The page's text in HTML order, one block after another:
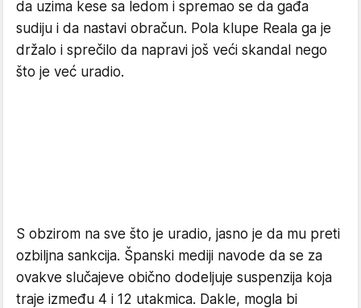
da uzima kese sa ledom i spremao se da gađa
sudiju i da nastavi obračun. Pola klupe Reala ga je
držalo i sprečilo da napravi još veći skandal nego
što je već uradio.
S obzirom na sve što je uradio, jasno je da mu preti
ozbiljna sankcija. Španski mediji navode da se za
ovakve slučajeve obično dodeljuje suspenzija koja
traje između 4 i 12 utakmica. Dakle, mogla bi